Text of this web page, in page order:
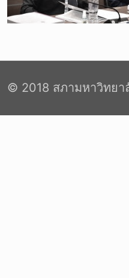
© 2018 สภามหาวิทยา